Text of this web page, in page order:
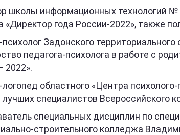
школы информационных технологий №
«Директор года России-2022», также
психолог Задонского
педагога-психолога в работе с
2022».
логопед областного «Центра
специалистов Всероссийского
специальных дисциплин по
строительного колледжа